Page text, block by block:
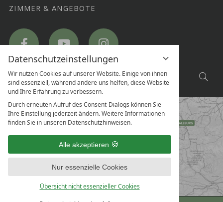
Datenschutzeinstellungen
Wir nutzen Cookies auf unserer Website. Einige von ihnen
sind essenziell, während andere uns helfen, diese Website
und Ihre Erfahrung zu verbessern.
Durch erneuten Aufruf des Consent-Dialogs können Sie
Ihre Einstellung jederzeit ändern. Weitere Informationen
finden Sie in unseren Datenschutzhinweisen.
Alle akzeptieren
Nur essenzielle Cookies
Übersicht nicht essenzieller Cookies
ZIMMER & ANGEBOTE
Hotel
Ritzlerhof
on
Facebook
Hotel
Ritzlerhof
on
YouTube
on
SUCHE
NACH...